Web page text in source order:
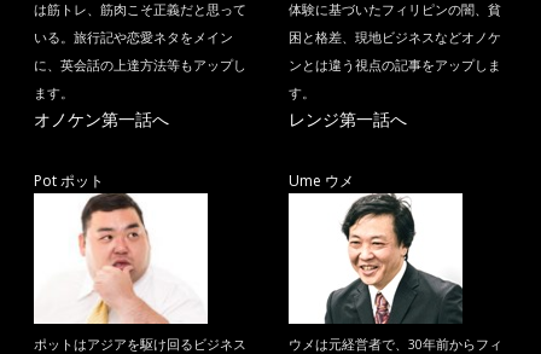
は筋トレ、筋肉こそ正義だと思って
いる。旅行記や恋愛ネタをメイン
に、英会話の上達方法等もアップし
ます。
オノケン第一話へ
体験に基づいたフィリピンの闇、貧
困と格差、現地ビジネスなどオノケ
ンとは違う視点の記事をアップしま
す。
レンジ第一話へ
Pot ポット
ポットはアジアを駆け回るビジネス
Ume ウメ
ウメは元経営者で、30年前からフィ